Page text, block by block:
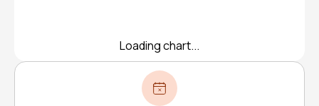
Loading chart...